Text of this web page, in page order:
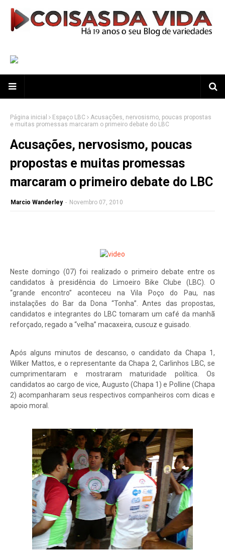
Página inicial Espaço LBC
Acusações, nervosismo, poucas propostas
e muitas promessas marcaram o primeiro debate do LBC
Acusações, nervosismo, poucas
propostas e muitas promessas
marcaram o primeiro debate do LBC
Marcio Wanderley - Novembro 07, 2010
Neste domingo (07) foi realizado o primeiro debate entre os
candidatos à presidência do Limoeiro Bike Clube (LBC). O
“grande encontro” aconteceu na Vila Poço do Pau, nas
instalações do Bar da Dona “Tonha”. Antes das propostas,
candidatos e integrantes do LBC tomaram um café da manhã
reforçado, regado a “velha” macaxeira, cuscuz e guisado.
Após alguns minutos de descanso, o candidato da Chapa 1,
Wilker Mattos, e o representante da Chapa 2, Carlinhos LBC, se
cumprimentaram e mostraram maturidade política. Os
candidatos ao cargo de vice, Augusto (Chapa 1) e Polline (Chapa
2) acompanharam seus respectivos companheiros com dicas e
apoio moral.